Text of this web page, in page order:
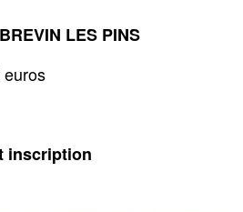
LES PINS
euros
inscription